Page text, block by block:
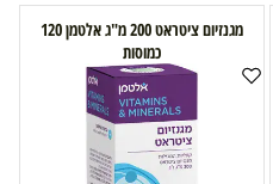
מגנזיום ציטראט 200 מ"ג אלטמן 120
כמוסות